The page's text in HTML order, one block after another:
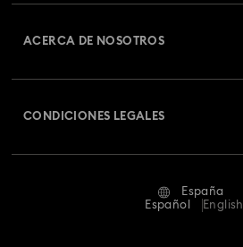
Cambios y devoluciones
Estado de la reparación
ACERCA DE NOSOTROS
CONDICIONES LEGALES
Terminos & Condiciones
España
Español
English